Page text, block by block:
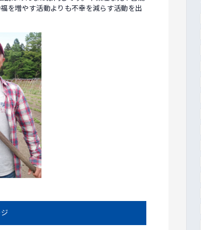
を増やす活動よりも不幸を減らす活動を出